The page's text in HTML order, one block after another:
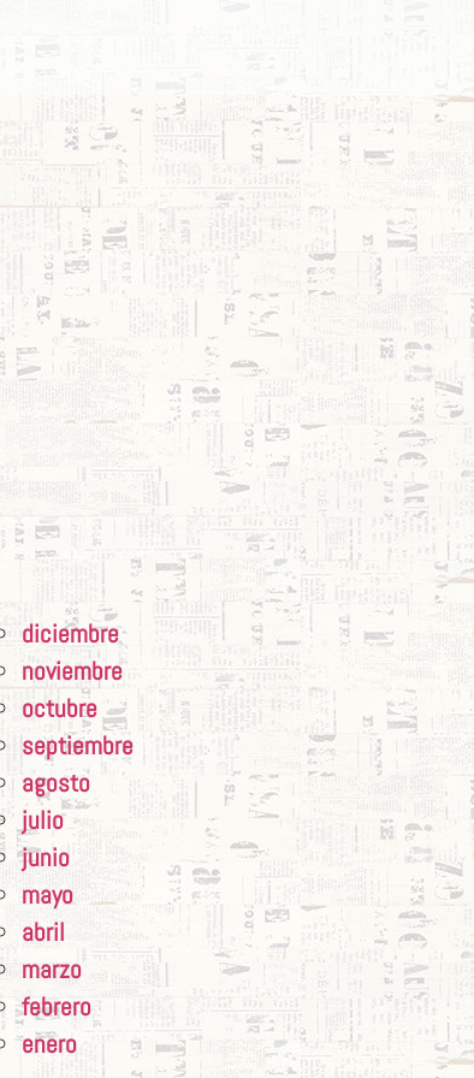
diciembre
noviembre
octubre
septiembre
agosto
julio
junio
mayo
abril
marzo
febrero
enero